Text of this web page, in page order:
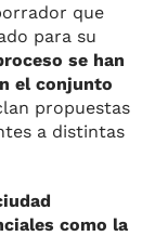
que
para su
se han
el conjunto
propuestas
a distintas
como la